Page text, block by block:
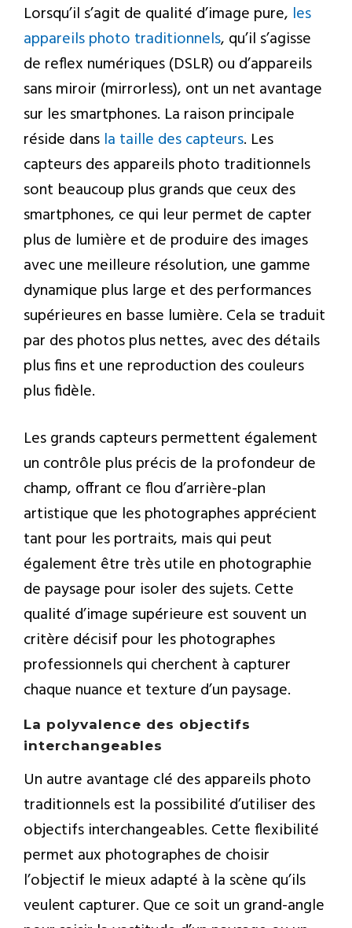
Lorsqu’il s’agit de qualité d’image pure, les
appareils photo traditionnels, qu’il s’agisse
de reflex numériques (DSLR) ou d’appareils
sans miroir (mirrorless), ont un net avantage
sur les smartphones. La raison principale
réside dans la taille des capteurs. Les
capteurs des appareils photo traditionnels
sont beaucoup plus grands que ceux des
smartphones, ce qui leur permet de capter
plus de lumière et de produire des images
avec une meilleure résolution, une gamme
dynamique plus large et des performances
supérieures en basse lumière. Cela se traduit
par des photos plus nettes, avec des détails
plus fins et une reproduction des couleurs
plus fidèle.
Les grands capteurs permettent également
un contrôle plus précis de la profondeur de
champ, offrant ce flou d’arrière-plan
artistique que les photographes apprécient
tant pour les portraits, mais qui peut
également être très utile en photographie
de paysage pour isoler des sujets. Cette
qualité d’image supérieure est souvent un
critère décisif pour les photographes
professionnels qui cherchent à capturer
chaque nuance et texture d’un paysage.
La polyvalence des objectifs
interchangeables
Un autre avantage clé des appareils photo
traditionnels est la possibilité d’utiliser des
objectifs interchangeables. Cette flexibilité
permet aux photographes de choisir
l’objectif le mieux adapté à la scène qu’ils
veulent capturer. Que ce soit un grand-angle